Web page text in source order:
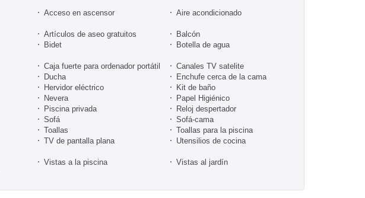
Acceso en ascensor Aire acondicionado
Artículos de aseo gratuitos
Balcón
Bidet Botella de agua
Caja fuerte para ordenador portátil
Canales TV satelite
Ducha
Enchufe cerca de la cama
Hervidor eléctrico
Kit de baño
Nevera
Papel Higiénico
Piscina privada
Reloj despertador
Sofá
Sofá-cama
Toallas
Toallas para la piscina
TV de pantalla plana Utensilios de cocina
Vistas a la piscina
Vistas al jardín